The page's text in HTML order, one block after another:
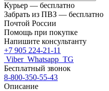
Курьер — бесплатно
Забрать из ПВЗ — бесплатно
Почтой России
Помощь при покупке
Напишите консультанту
+7 905 224-21-11
Viber Whatsapp TG
Бесплатный звонок
8-800-350-55-43
Описание